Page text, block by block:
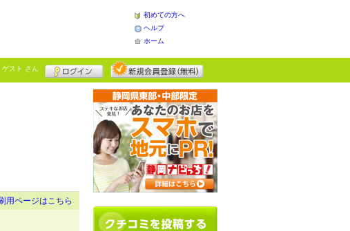
初めての方へ
ヘルプ
ホーム
ゲスト さん
用ページはこちら